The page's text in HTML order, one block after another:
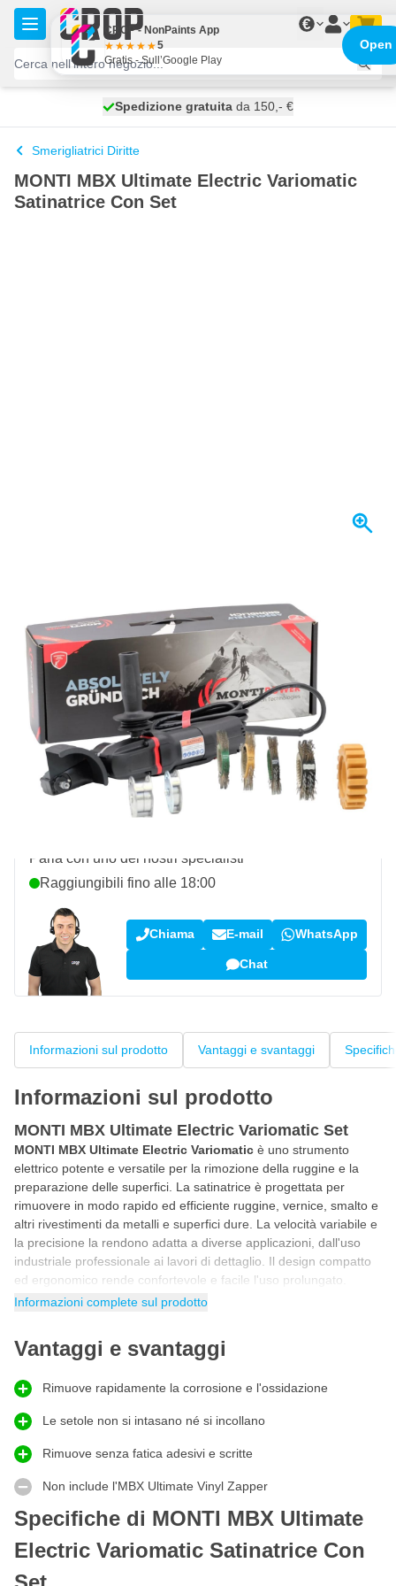
Salta al contenuto
€
spedito domani
Spedizione gratuita da 150,- €
100 giorni
Smerigliatrici Diritte
MONTI MBX Ultimate Electric Variomatic
Satinatrice Con Set
846, € incl. IVA
Quantità
Aggiungi al Carrello
Ordina entro le 23:59,spedito domani
Spedizione gratuitada 150,- €
100 giorniper resi & cambi
Recensioni dei clienti:4,58/5 (7.078 recensioni)
Parla con uno dei nostri specialisti
Raggiungibili fino alle 18:00
Chiama E-mail WhatsApp
Chat
Informazioni sul prodotto Vantaggi e svantaggi
Informazioni sul prodotto
MONTI MBX Ultimate Electric Variomatic Set
MONTI MBX Ultimate Electric Variomatic è uno strumento
elettrico potente e versatile per la rimozione della ruggine e la
preparazione delle superfici. La satinatrice è progettata per
rimuovere in modo rapido ed efficiente ruggine, vernice, smalto e
altri rivestimenti da metalli e superfici dure. La velocità variabile e
la precisione la rendono adatta a diverse applicazioni, dall'uso
industriale professionale ai lavori di dettaglio. Il design compatto
ed ergonomico rende confortevole e facile l'uso prolungato.
Rimozione della ruggine
ruggine, corrosione, ossidazione, residui di colla, guarnizioni,
strati di vernice, sottofondi, sigillanti e vinile in un solo passaggio.
Inoltre, è possibile rifinire in modo pulito i cordoni di saldatura. Le
spazzole flessibili ruotano in un alloggiamento brevettato,
muovendosi verso l'esterno con forza centrifuga e lavorando su
graffe a forma di U fissate saldamente a una cinghia di nylon
resistente, per garantire un funzionamento sicuro e duraturo.
Cosa contiene il kit?
MBX Ultimate elettrico
Adattatore 23 mm
Adattatore 11 mm
Spazzola MBX grossa 23 mm
Informazioni complete sul prodotto
Vantaggi e svantaggi
Rimuove rapidamente la corrosione e l'ossidazione
Le setole non si intasano né si incollano
Rimuove senza fatica adesivi e scritte
Non include l'MBX Ultimate Vinyl Zapper
Specifiche di MONTI MBX Ultimate
Electric Variomatic Satinatrice Con
CROP - NonPaints App
5
Gratis - Sull’Google Play
Open